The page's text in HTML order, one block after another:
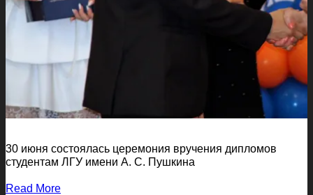
30 июня состоялась церемония вручения дипломов
студентам ЛГУ имени А. С. Пушкина
Read More